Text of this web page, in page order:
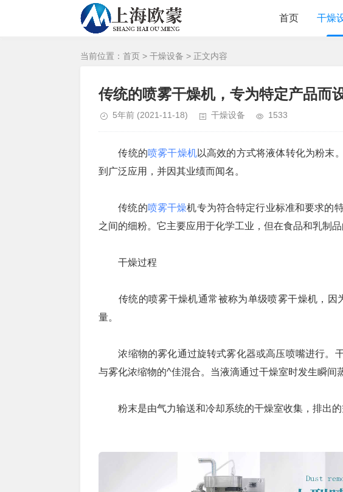
首页 干燥
当前位置： 首页 > 干燥设备 > 正文内容
传统的喷雾干燥机，专为特定产品而
5年前 (2021-11-18) 干燥设备 1533
传统的喷雾干燥机以高效的方式将液体转化为粉末
到广泛应用，并因其业绩而闻名。
传统的喷雾干燥机专为符合特定行业标准和要求的
之间的细粉。它主要应用于化学工业，但在食品和乳制
干燥过程
传统的喷雾干燥机通常被称为单级喷雾干燥机，因
量。
浓缩物的雾化通过旋转式雾化器或高压喷嘴进行。
与雾化浓缩物的^佳混合。当液滴通过干燥室时发生瞬间
粉末是由气力输送和冷却系统的干燥室收集，排出的